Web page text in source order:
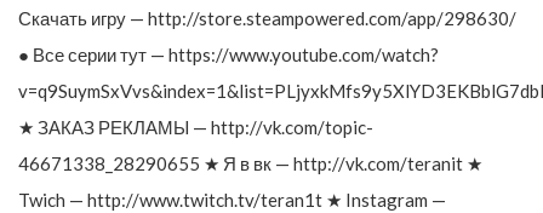
Скачать игру — http://store.steampowered.com/app/298630/
● Все серии тут — https://www.youtube.com/watch?
★ ЗАКАЗ РЕКЛАМЫ — http://vk.com/topic-
46671338_28290655 ★ Я в вк — http://vk.com/teranit ★
Twich — http://www.twitch.tv/teran1t ★ Instagram —